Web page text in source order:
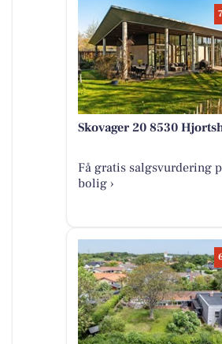
Skovager 20 8530
Få gratis salgsvurdering
bolig ›